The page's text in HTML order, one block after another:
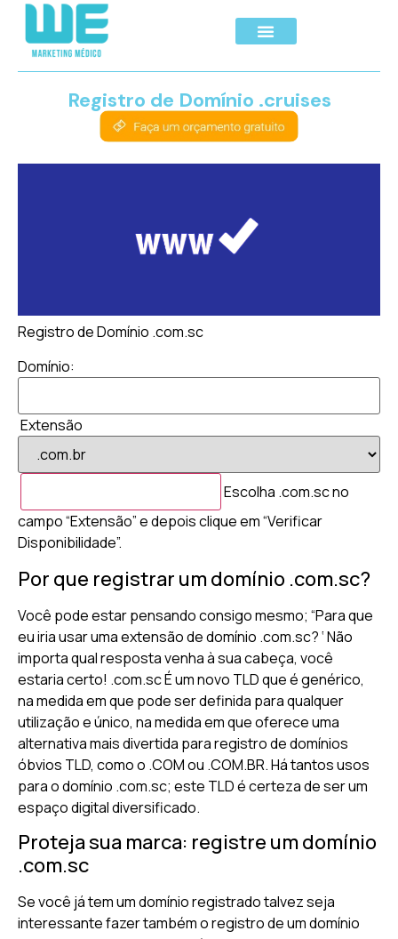
Registro de Domínio .cruises
Registro de Domínio .com.sc
Domínio:
Extensão
Escolha .com.sc no
campo “Extensão” e depois clique em “Verificar
Disponibilidade”.
Por que registrar um domínio .com.sc?
Você pode estar pensando consigo mesmo; “Para que
eu iria usar uma extensão de domínio .com.sc? ‘ Não
importa qual resposta venha à sua cabeça, você
estaria certo! .com.sc É um novo TLD que é genérico,
na medida em que pode ser definida para qualquer
utilização e único, na medida em que oferece uma
alternativa mais divertida para registro de domínios
óbvios TLD, como o .COM ou .COM.BR. Há tantos usos
para o domínio .com.sc; este TLD é certeza de ser um
espaço digital diversificado.
Proteja sua marca: registre um domínio
.com.sc
Se você já tem um domínio registrado talvez seja
interessante fazer também o registro de um domínio